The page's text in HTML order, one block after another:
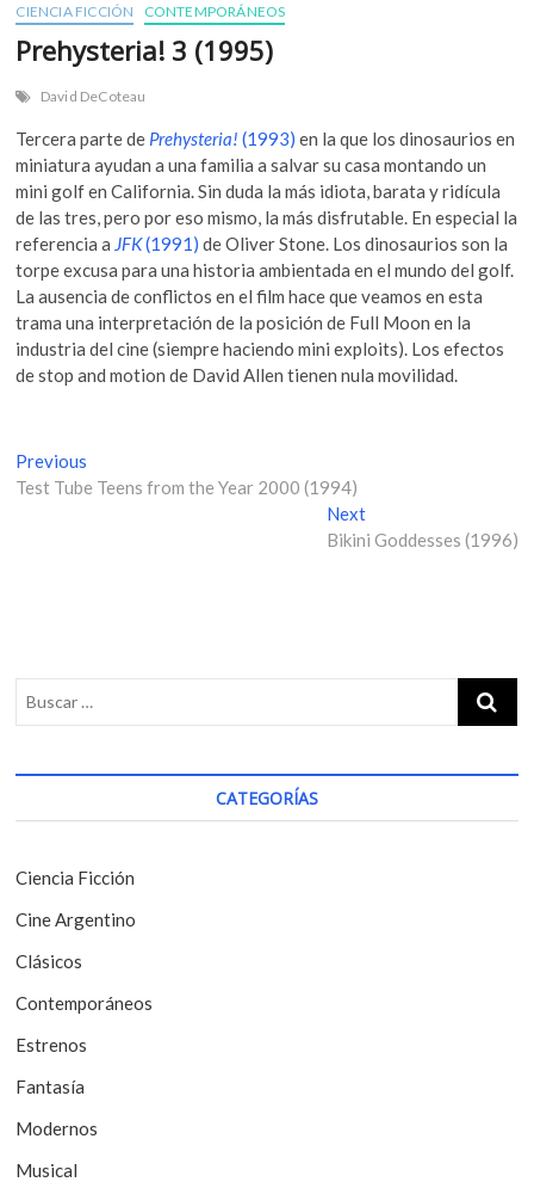
CIENCIA FICCIÓN CONTEMPORÁNEOS
Prehysteria! 3 (1995)
David DeCoteau
Tercera parte de Prehysteria! (1993) en la que los dinosaurios en
miniatura ayudan a una familia a salvar su casa montando un
mini golf en California. Sin duda la más idiota, barata y ridícula
de las tres, pero por eso mismo, la más disfrutable. En especial la
referencia a JFK(1991) de Oliver Stone. Los dinosaurios son la
torpe excusa para una historia ambientada en el mundo del golf.
La ausencia de conflictos en el film hace que veamos en esta
trama una interpretación de la posición de Full Moon en la
industria del cine (siempre haciendo mini exploits). Los efectos
de stop and motion de David Allen tienen nula movilidad.
N
a
c
i
ó
n
e
e
n
t
r
a
d
a
Previous
r
s
:
Test Tube Teens from the Year 2000 (1994)
NextN
e
:
Bikini Goddesses (1996)
CATEGORÍAS
Ciencia Ficción
Cine Argentino
Clásicos
Contemporáneos
Estrenos
Fantasía
Modernos
Musical